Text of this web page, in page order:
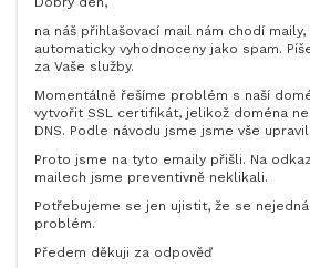
na náš přihlašovací mail nám chodí
automaticky vyhodnoceny jako spam.
za Vaše služby.
Momentálně řešíme problém s naší
vytvořit SSL certifikát, jelikož doména
DNS. Podle návodu jsme jsme vše
Proto jsme na tyto emaily přišli. Na
mailech jsme preventivně neklikali.
Potřebujeme se jen ujistit, že se nejedná
problém.
Předem děkuji za odpověď